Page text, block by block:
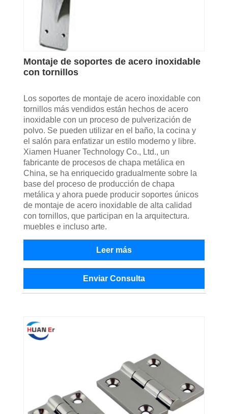
Montaje de soportes de acero inoxidable
con tornillos
Los soportes de montaje de acero inoxidable con
tornillos más vendidos están hechos de acero
inoxidable con un proceso de pulverización de
polvo. Se pueden utilizar en el baño, la cocina y
el salón para enfatizar un estilo moderno y libre.
Xiamen Huaner Technology Co., Ltd., un
fabricante de procesos de chapa metálica en
China, se ha enriquecido gradualmente sobre la
base del proceso de producción de chapa
metálica y ahora puede producir soportes únicos
de montaje de acero inoxidable de alta calidad
con tornillos, que participan en la arquitectura.
muebles e incluso arte.
Leer más
Enviar Consulta